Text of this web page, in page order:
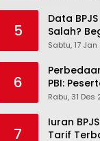
Cabang
5
Data
Salah?
Rekening,
Sabtu, 17
6
PBI:
Masa
Rabu, 31 Des
7
Iuran
Tarif